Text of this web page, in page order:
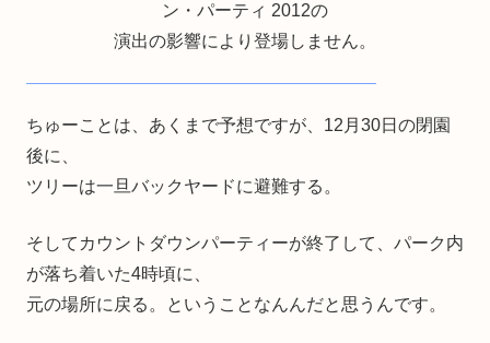
ン・パーティ 2012の
演出の影響により登場しません。
ちゅーことは、あくまで予想ですが、12月30日の閉園
後に、
ツリーは一旦バックヤードに避難する。
そしてカウントダウンパーティーが終了して、パーク内
が落ち着いた4時頃に、
元の場所に戻る。ということなんんだと思うんです。